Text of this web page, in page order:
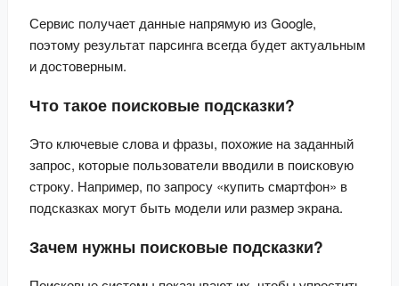
Сервис получает данные напрямую из Google,
поэтому результат парсинга всегда будет актуальным
и достоверным.
Что такое поисковые подсказки?
Это ключевые слова и фразы, похожие на заданный
запрос, которые пользователи вводили в поисковую
строку. Например, по запросу «купить смартфон» в
подсказках могут быть модели или размер экрана.
Зачем нужны поисковые подсказки?